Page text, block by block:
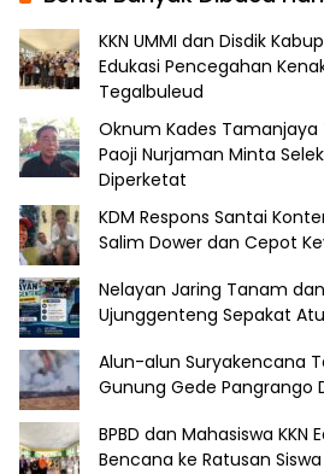
KKN UMMI dan Disdik
Edukasi Pencegahan
Tegalbuleud
Oknum Kades Tamanjaya
Paoji Nurjaman Minta
Diperketat
KDM Respons Santai
Salim Dower dan Cepot
Nelayan Jaring Tanam
Ujunggenteng Sepakat
Alun-alun Suryakencana
Gunung Gede Pangrango
BPBD dan Mahasiswa KKN
Bencana ke Ratusan Siswa